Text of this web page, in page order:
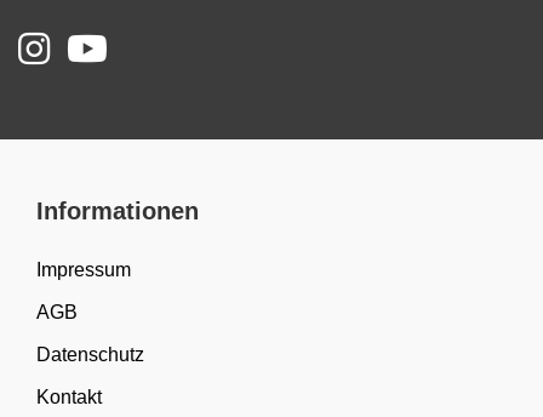
Informationen
Impressum
AGB
Datenschutz
Kontakt